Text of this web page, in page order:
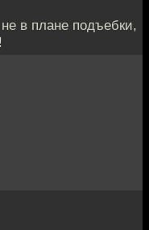
в плане подъебки,